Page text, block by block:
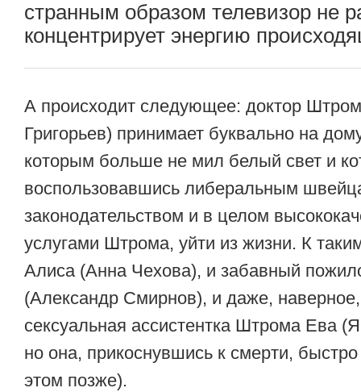
странным образом телевизор не
концентрирует энергию
А происходит следующее: доктор
Григорьев) принимает буквально на
которым больше не мил белый свет и
воспользовавшись либеральным
законодательством и в целом
услугами Штрома, уйти из жизни. К
Алиса (Анна Чехова), и забавный
(Александр Смирнов), и даже,
сексуальная ассистентка Штрома Ева
но она, прикоснувшись к смерти,
этом позже).